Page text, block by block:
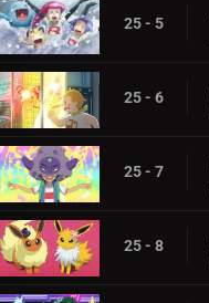
25 - 5
25 - 6
25 - 7
25 - 8